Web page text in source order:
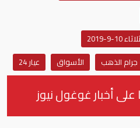
2019
جرام الذهب الأسواق عيار 24
على أخبار غوغول نيوز